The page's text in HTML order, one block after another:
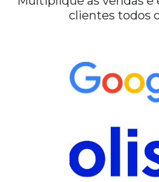
clientes todos